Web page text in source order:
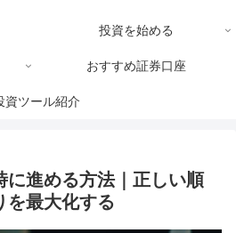
投資を始める
おすすめ証券口座
資ツール紹介
に進める方法｜正しい順
を最大化する